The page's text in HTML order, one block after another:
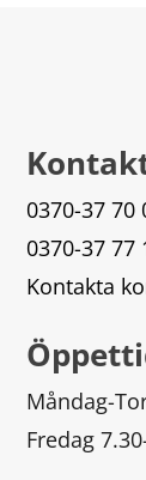
0370-37 70
0370-37 77
Kontakta
Måndag-
Fredag